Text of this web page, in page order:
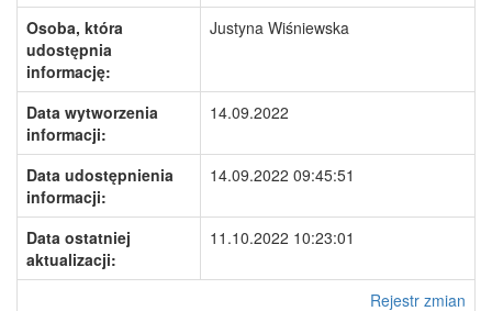
Osoba, która
udostępnia
informację:
Justyna Wiśniewska
Data wytworzenia
informacji:
14.09.2022
Data udostępnienia
informacji:
14.09.2022 09:45:51
Data ostatniej
aktualizacji:
11.10.2022 10:23:01
Rejestr zmian